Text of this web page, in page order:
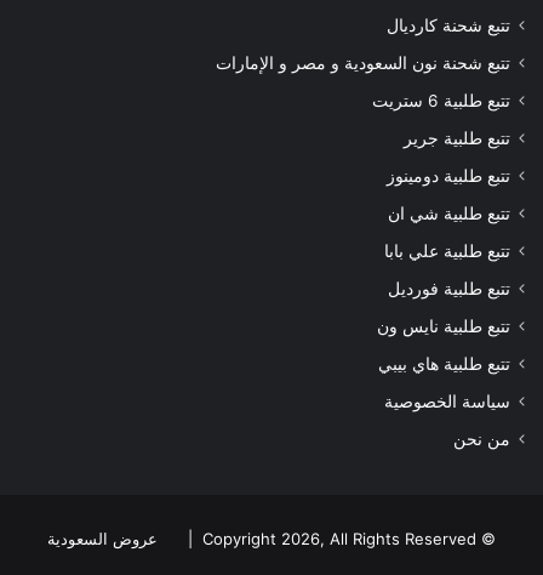
تتبع شحنة كارديال
تتبع شحنة نون السعودية و مصر و الإمارات
تتبع طلبية 6 ستريت
تتبع طلبية جرير
تتبع طلبية دومينوز
تتبع طلبية شي ان
تتبع طلبية علي بابا
تتبع طلبية فورديل
تتبع طلبية نايس ون
تتبع طلبية هاي بيبي
سياسة الخصوصية
من نحن
© Copyright 2026, All Rights Reserved | عروض السعودية